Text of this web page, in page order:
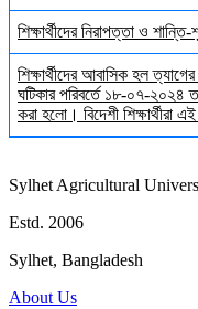
শিক্ষার্থীদের নিরাপত্তা ও
শিক্ষার্থীদের আবাসিক হল
ঘটিকার পরিবর্তে ১৮-০৭-২০২৪
করা হলো। বিদেশী শিক্ষার্থীরা
Sylhet Agricultural
Estd. 2006
Sylhet, Bangladesh
About Us